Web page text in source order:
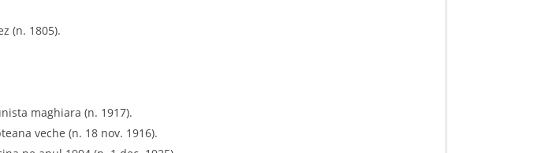
(n. 1805).
maghiara (n. 1917).
veche (n. 18 nov. 1916).